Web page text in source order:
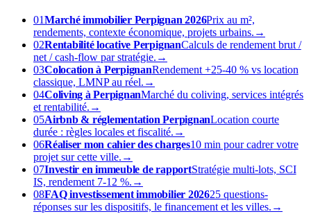
01Marché immobilier Perpignan 2026Prix au m²,
rendements, contexte économique, projets urbains. →
02Rentabilité locative PerpignanCalculs de rendement brut /
net / cash-flow par stratégie. →
03Colocation à PerpignanRendement +25-40 % vs location
classique, LMNP au réel. →
04Coliving à PerpignanMarché du coliving, services intégrés
et rentabilité. →
05Airbnb & réglementation PerpignanLocation courte
durée : règles locales et fiscalité. →
06Réaliser mon cahier des charges10 min pour cadrer votre
projet sur cette ville. →
07Investir en immeuble de rapportStratégie multi-lots, SCI
IS, rendement 7-12 %. →
08FAQ investissement immobilier 202625 questions-
réponses sur les dispositifs, le financement et les villes. →